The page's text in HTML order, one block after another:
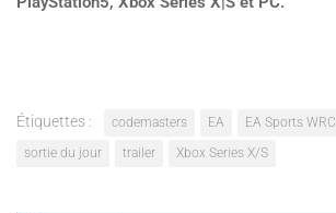
Étiquettes : codemasters EA EA Sports WRC
sortie du jour
trailer Xbox Series X/S